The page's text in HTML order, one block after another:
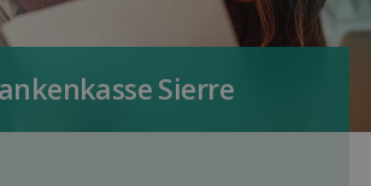
Sierre